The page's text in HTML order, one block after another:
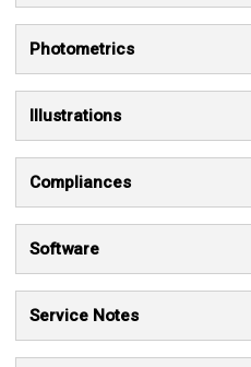
Photometrics
Illustrations
Compliances
Software
Service Notes